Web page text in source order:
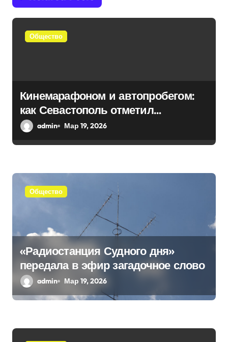
п
п
и
с
я
Общество
Кинемарафоном и автопробегом:
как Севастополь отметил
воссоединение с Россией
admin Мар 19, 2026
Общество
«Радиостанция Судного дня»
передала в эфир загадочное слово
admin Мар 19, 2026